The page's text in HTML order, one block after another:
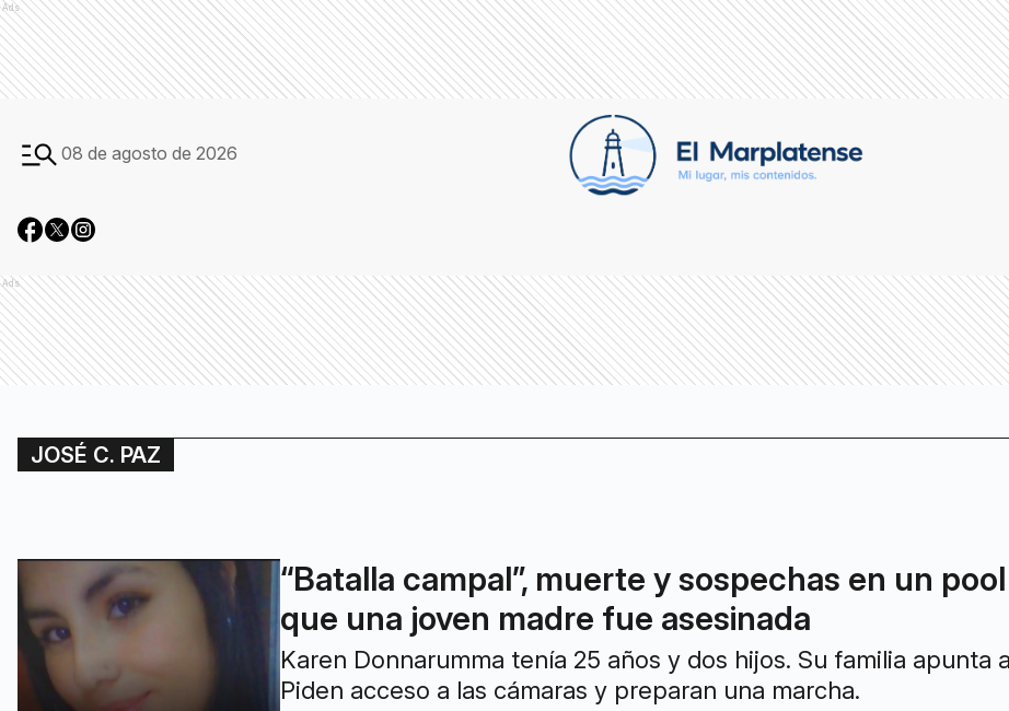
Ads
08 de agosto de 2026
Ads
JOSÉ C. PAZ
“Batalla campal”, muerte y sospechas en un
que una joven madre fue asesinada
Karen Donnarumma tenía 25 años y dos hijos. Su familia
Piden acceso a las cámaras y preparan una marcha.